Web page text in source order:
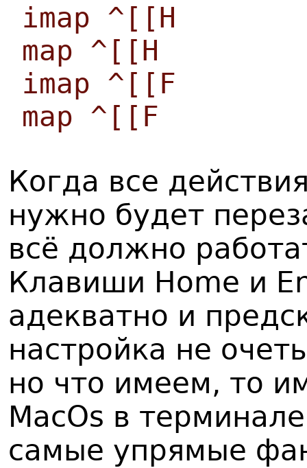
imap ^[[H
map ^[[H
imap ^[[F
map ^[[F
Когда все
нужно будет
всё должно
Клавиши Home и
адекватно и
настройка не
но что имеем, то
MacOs в
самые упрямые